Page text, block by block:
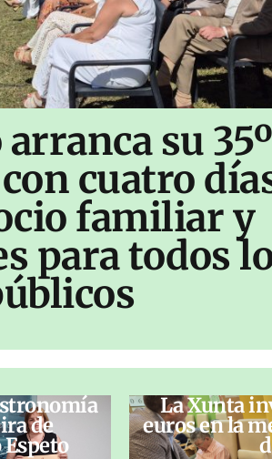
su 35º
cuatro
familiar y
para todos
de
La Xunta
euros en la